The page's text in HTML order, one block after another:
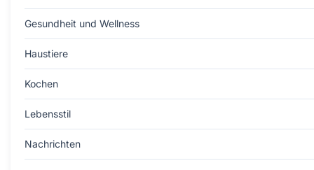
Gesundheit und Wellness
Haustiere
Kochen
Lebensstil
Nachrichten